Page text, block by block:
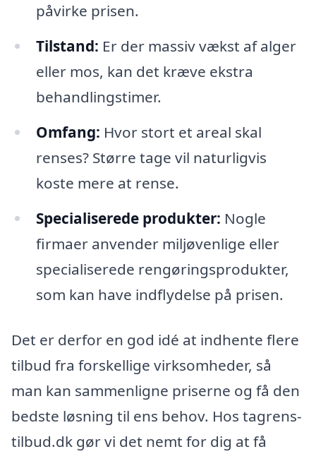
påvirke prisen.
Tilstand: Er der massiv vækst af alger
eller mos, kan det kræve ekstra
behandlingstimer.
Omfang: Hvor stort et areal skal
renses? Større tage vil naturligvis
koste mere at rense.
Specialiserede produkter: Nogle
firmaer anvender miljøvenlige eller
specialiserede rengøringsprodukter,
som kan have indflydelse på prisen.
Det er derfor en god idé at indhente flere
tilbud fra forskellige virksomheder, så
man kan sammenligne priserne og få den
bedste løsning til ens behov. Hos tagrens-
tilbud.dk gør vi det nemt for dig at få